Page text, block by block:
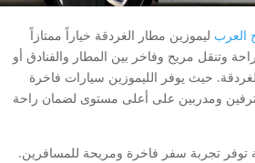
العرب ليموزين مطار الغردقة خياراً ممتازاً
وتنقل مريح وفاخر بين المطار والفنادق أو
حيث يوفر الليموزين سيارات فاخرة
ومدربين على أعلى مستوى لضمان راحة
توفر تجربة سفر فاخرة ومريحة للمسافرين.